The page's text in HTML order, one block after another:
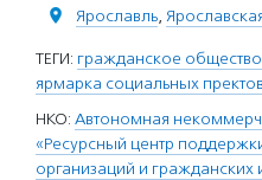
Ярославль,
ТЕГИ: гражданское общество
ярмарка социальных пректов
НКО: Автономная
«Ресурсный центр
организаций и гражданских